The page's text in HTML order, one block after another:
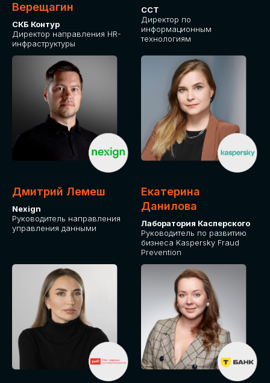
Верещагин
СКБ Контур
Директор направления HR-
инфраструктуры
ССТ
Директор по
информационным
технологиям
Дмитрий Лемеш
Nexign
Руководитель направления
управления данными
Екатерина
Данилова
Лаборатория Касперского
Руководитель по развитию
бизнеса Kaspersky Fraud
Prevention
ДЛЯ ОПЛАТЫ БИЛЕТОВ
Оплата через сервис Timepad
ПРИОБРЕСТИ БИЛЕТ